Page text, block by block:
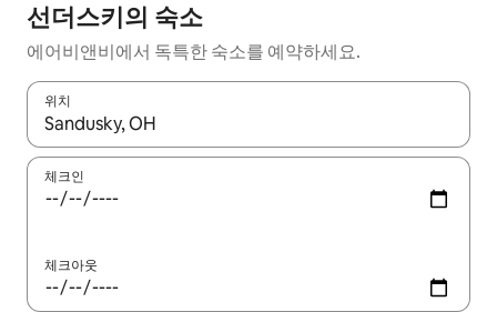
선더스키의 숙소
에어비앤비에서 독특한 숙소를 예약하세요.
위치
결과가 나오면 위·아래 화살표 키를 사용하거나 터치 또는 스와이
체크인
체크아웃